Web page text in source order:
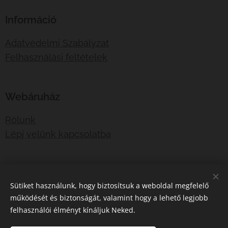
shotboxinfo@gmail.com
Telefonszám:06707767376
Sütiket használunk, hogy biztosítsuk a weboldal megfelelő
működését és biztonságát, valamint hogy a lehető legjobb
felhasználói élményt kínáljuk Neked.